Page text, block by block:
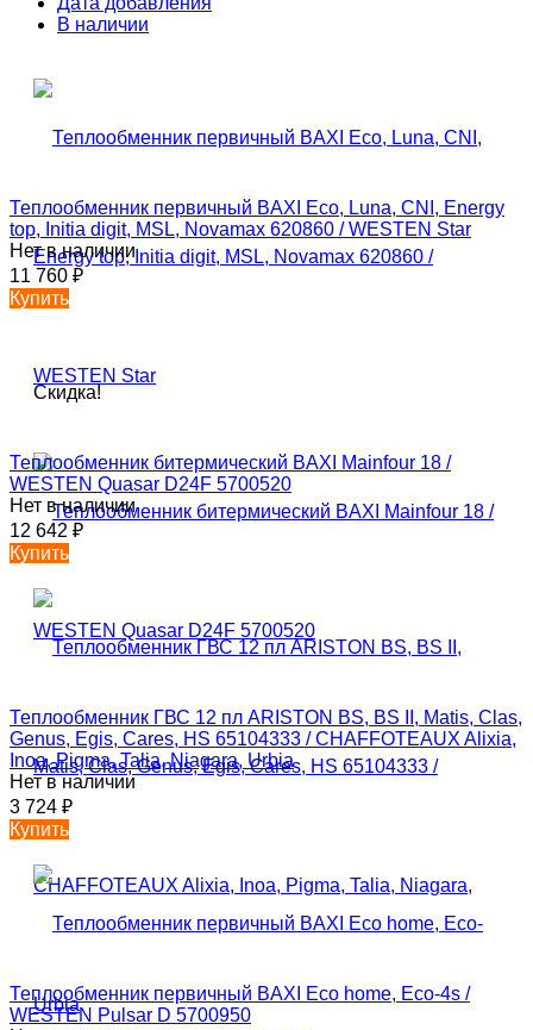
В наличии
Теплообменник первичный BAXI Eco, Luna, CNI, Energy
top, Initia digit, MSL, Novamax 620860 / WESTEN Star
Нет в наличии
11 760 ₽
Купить
Скидка!
Теплообменник битермический BAXI Mainfour 18 /
WESTEN Quasar D24F 5700520
Нет в наличии
12 642 ₽
Купить
Теплообменник ГВС 12 пл ARISTON BS, BS II, Matis, Clas,
Genus, Egis, Cares, HS 65104333 / CHAFFOTEAUX Alixia,
Inoa, Pigma, Talia, Niagara, Urbia
Нет в наличии
3 724 ₽
Купить
Теплообменник первичный BAXI Eco home, Eco-4s /
WESTEN Pulsar D 5700950